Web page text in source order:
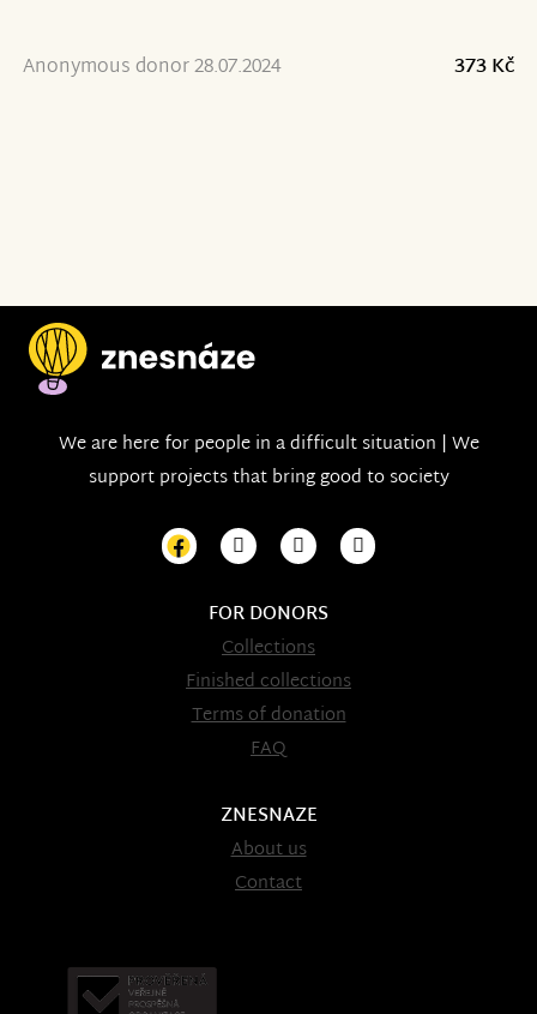
Anonymous donor 28.07.2024 373 Kč
We are here for people in a difficult situation | We
support projects that bring good to society
FOR DONORS
Collections
Finished collections
Terms of donation
FAQ
ZNESNAZE
About us
Contact